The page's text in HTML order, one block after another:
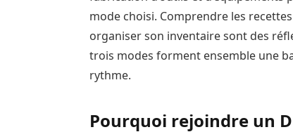
mode choisi. Comprendre les
organiser son inventaire sont des
trois modes forment ensemble une
rythme.
Pourquoi rejoindre un